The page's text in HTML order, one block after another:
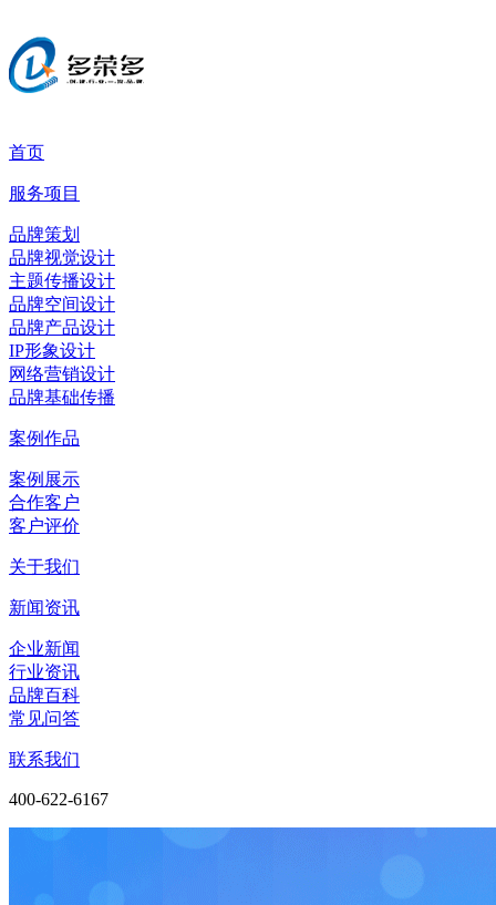
首页
服务项目
品牌策划
品牌视觉设计
主题传播设计
品牌空间设计
品牌产品设计
IP形象设计
网络营销设计
品牌基础传播
案例作品
案例展示
合作客户
客户评价
关于我们
新闻资讯
企业新闻
行业资讯
品牌百科
常见问答
联系我们
400-622-6167